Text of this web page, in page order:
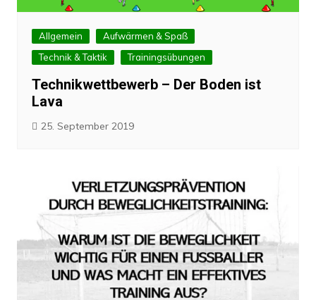
Allgemein
Aufwärmen & Spaß
Technik & Taktik
Trainingsübungen
Technikwettbewerb – Der Boden ist
Lava
25. September 2019